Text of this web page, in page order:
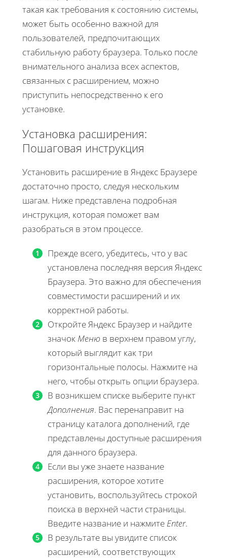
такая как требования к состоянию системы,
может быть особенно важной для
пользователей, предпочитающих
стабильную работу браузера. Только после
внимательного анализа всех аспектов,
связанных с расширением, можно
приступить непосредственно к его
установке.
Установка расширения:
Пошаговая инструкция
Установить расширение в Яндекс Браузере
достаточно просто, следуя нескольким
шагам. Ниже представлена подробная
инструкция, которая поможет вам
разобраться в этом процессе.
Прежде всего, убедитесь, что у вас
установлена последняя версия Яндекс
Браузера. Это важно для обеспечения
совместимости расширений и их
корректной работы.
Откройте Яндекс Браузер и найдите
значок Меню в верхнем правом углу,
который выглядит как три
горизонтальные полосы. Нажмите на
него, чтобы открыть опции браузера.
В возникшем списке выберите пункт
Дополнения. Вас перенаправит на
страницу каталога дополнений, где
представлены доступные расширения
для данного браузера.
Если вы уже знаете название
расширения, которое хотите
установить, воспользуйтесь строкой
поиска в верхней части страницы.
Введите название и нажмите Enter.
В результате вы увидите список
расширений, соответствующих